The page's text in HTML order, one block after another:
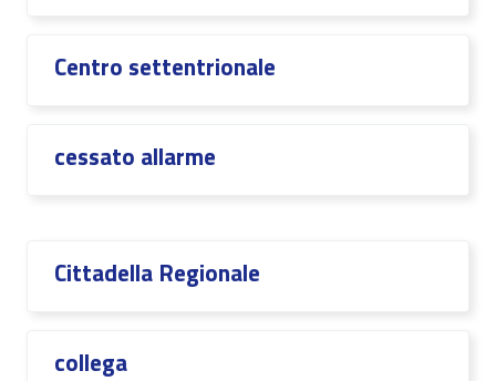
Centro settentrionale
cessato allarme
Cittadella Regionale
collega